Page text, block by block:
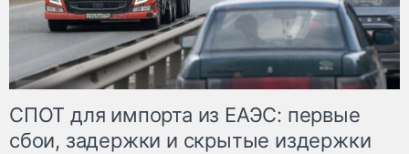
СПОТ для импорта из ЕАЭС: первые
сбои, задержки и скрытые издержки